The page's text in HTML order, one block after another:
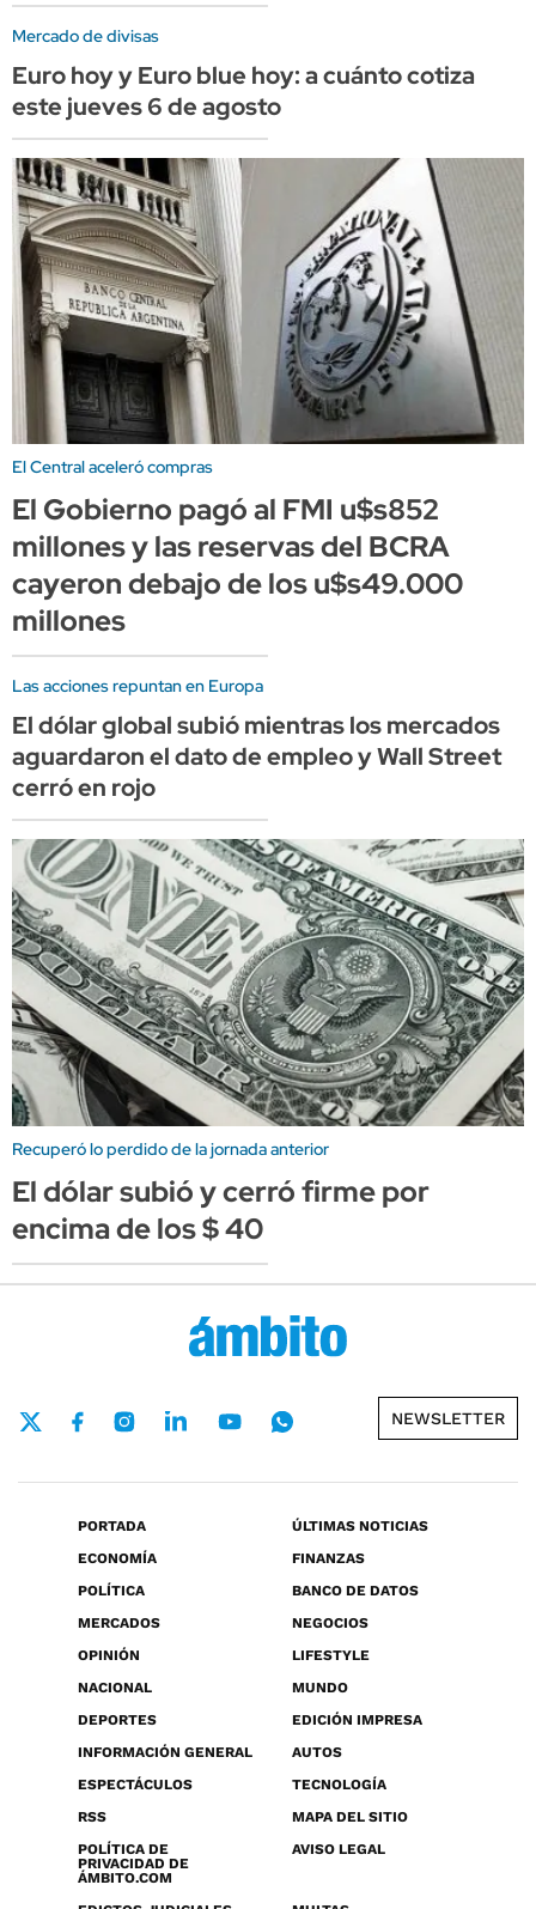
Mercado de divisas
Euro hoy y Euro blue hoy: a cuánto cotiza
este jueves 6 de agosto
El Central aceleró compras
El Gobierno pagó al FMI u$s852
millones y las reservas del BCRA
cayeron debajo de los u$s49.000
millones
Las acciones repuntan en Europa
El dólar global subió mientras los mercados
aguardaron el dato de empleo y Wall Street
cerró en rojo
Recuperó lo perdido de la jornada anterior
El dólar subió y cerró firme por
encima de los $ 40
NEWSLETTER
PORTADA
ÚLTIMAS NOTICIAS
ECONOMÍA
FINANZAS
POLÍTICA
BANCO DE DATOS
MERCADOS
NEGOCIOS
OPINIÓN
LIFESTYLE
NACIONAL
MUNDO
DEPORTES
EDICIÓN IMPRESA
INFORMACIÓN GENERAL
AUTOS
ESPECTÁCULOS
TECNOLOGÍA
RSS
MAPA DEL SITIO
POLÍTICA DE
PRIVACIDAD DE
ÁMBITO.COM
AVISO LEGAL